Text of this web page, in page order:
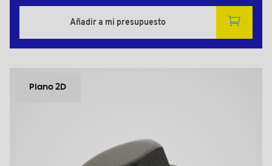
Añadir a mi presupuesto
Plano 2D